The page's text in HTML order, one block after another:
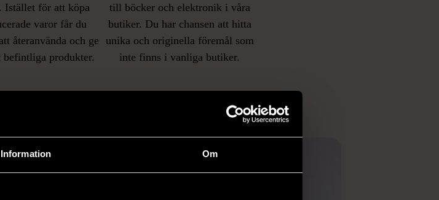
Information Om
Istället för att köpa
varor får du
återanvända och ge
produkter.
till böcker och elektronik i våra
butiker. Du har chansen att hitta
unika och originella föremål som
inte finns i vanliga butiker.